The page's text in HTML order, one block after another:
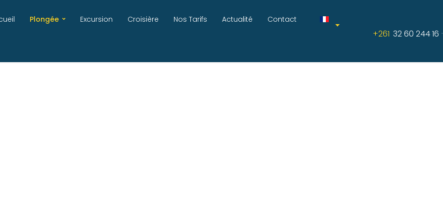
Plongée Excursion Croisière Nos Tarifs Actualité Contact
+261 32 60 244 16